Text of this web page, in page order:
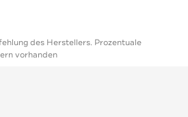
des Herstellers. Prozentuale
vorhanden